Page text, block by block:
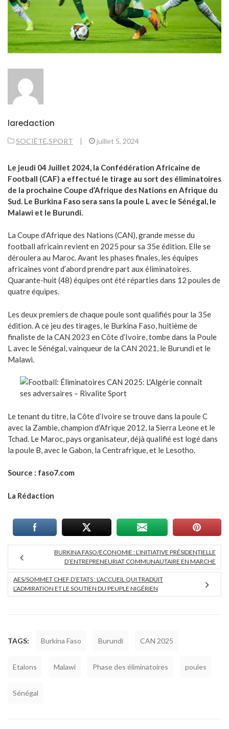
laredaction
SOCIÉTÉ,SPORT | juillet 5, 2024
Le jeudi 04 Juillet 2024, la Confédération Africaine de
Football (CAF) a effectué le tirage au sort des éliminatoires
de la prochaine Coupe d’Afrique des Nations en Afrique du
Sud. Le Burkina Faso sera sans la poule L avec le Sénégal, le
Malawi et le Burundi.
La Coupe d’Afrique des Nations (CAN), grande messe du
football africain revient en 2025 pour sa 35e édition. Elle se
déroulera au Maroc. Avant les phases finales, les équipes
africaines vont d’abord prendre part aux éliminatoires.
Quarante-huit (48) équipes ont été réparties dans 12 poules de
quatre équipes.
Les deux premiers de chaque poule sont qualifiés pour la 35e
édition. A ce jeu des tirages, le Burkina Faso, huitième de
finaliste de la CAN 2023 en Côte d’Ivoire, tombe dans la Poule
L avec le Sénégal, vainqueur de la CAN 2021, le Burundi et le
Malawi.
Le tenant du titre, la Côte d’Ivoire se trouve dans la poule C
avec la Zambie, champion d’Afrique 2012, la Sierra Leone et le
Tchad. Le Maroc, pays organisateur, déjà qualifié est logé dans
la poule B, avec le Gabon, la Centrafrique, et le Lesotho.
Source : faso7.com
La Rédaction
BURKINA FASO/ECONOMIE : L’INITIATIVE PRÉSIDENTIELLE
D’ENTREPRENEURIAT COMMUNAUTAIRE EN MARCHE
AES/SOMMET CHEF D’ETATS : L’ACCUEIL QUI TRADUIT
L’ADMIRATION ET LE SOUTIEN DU PEUPLE NIGÉRIEN
TAGS: Burkina Faso Burundi CAN 2025
Etalons Malawi Phase des éliminatoires poules
Sénégal